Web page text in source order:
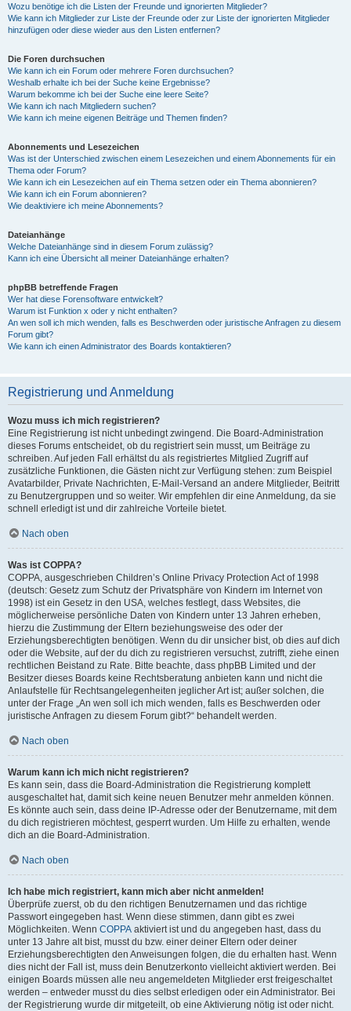
Wozu benötige ich die Listen der Freunde und ignorierten Mitglieder?
Wie kann ich Mitglieder zur Liste der Freunde oder zur Liste der ignorierten Mitglieder
hinzufügen oder diese wieder aus den Listen entfernen?
Die Foren durchsuchen
Wie kann ich ein Forum oder mehrere Foren durchsuchen?
Weshalb erhalte ich bei der Suche keine Ergebnisse?
Warum bekomme ich bei der Suche eine leere Seite?
Wie kann ich nach Mitgliedern suchen?
Wie kann ich meine eigenen Beiträge und Themen finden?
Abonnements und Lesezeichen
Was ist der Unterschied zwischen einem Lesezeichen und einem Abonnements für ein
Thema oder Forum?
Wie kann ich ein Lesezeichen auf ein Thema setzen oder ein Thema abonnieren?
Wie kann ich ein Forum abonnieren?
Wie deaktiviere ich meine Abonnements?
Dateianhänge
Welche Dateianhänge sind in diesem Forum zulässig?
Kann ich eine Übersicht all meiner Dateianhänge erhalten?
phpBB betreffende Fragen
Wer hat diese Forensoftware entwickelt?
Warum ist Funktion x oder y nicht enthalten?
An wen soll ich mich wenden, falls es Beschwerden oder juristische Anfragen zu diesem
Forum gibt?
Wie kann ich einen Administrator des Boards kontaktieren?
Registrierung und Anmeldung
Wozu muss ich mich registrieren?
Eine Registrierung ist nicht unbedingt zwingend. Die Board-Administration
dieses Forums entscheidet, ob du registriert sein musst, um Beiträge zu
schreiben. Auf jeden Fall erhältst du als registriertes Mitglied Zugriff auf
zusätzliche Funktionen, die Gästen nicht zur Verfügung stehen: zum Beispiel
Avatarbilder, Private Nachrichten, E-Mail-Versand an andere Mitglieder, Beitritt
zu Benutzergruppen und so weiter. Wir empfehlen dir eine Anmeldung, da sie
schnell erledigt ist und dir zahlreiche Vorteile bietet.
Nach oben
Was ist COPPA?
COPPA, ausgeschrieben Children’s Online Privacy Protection Act of 1998
(deutsch: Gesetz zum Schutz der Privatsphäre von Kindern im Internet von
1998) ist ein Gesetz in den USA, welches festlegt, dass Websites, die
möglicherweise persönliche Daten von Kindern unter 13 Jahren erheben,
hierzu die Zustimmung der Eltern beziehungsweise des oder der
Erziehungsberechtigten benötigen. Wenn du dir unsicher bist, ob dies auf dich
oder die Website, auf der du dich zu registrieren versuchst, zutrifft, ziehe einen
rechtlichen Beistand zu Rate. Bitte beachte, dass phpBB Limited und der
Besitzer dieses Boards keine Rechtsberatung anbieten kann und nicht die
Anlaufstelle für Rechtsangelegenheiten jeglicher Art ist; außer solchen, die
unter der Frage „An wen soll ich mich wenden, falls es Beschwerden oder
juristische Anfragen zu diesem Forum gibt?“ behandelt werden.
Nach oben
Warum kann ich mich nicht registrieren?
Es kann sein, dass die Board-Administration die Registrierung komplett
ausgeschaltet hat, damit sich keine neuen Benutzer mehr anmelden können.
Es könnte auch sein, dass deine IP-Adresse oder der Benutzername, mit dem
du dich registrieren möchtest, gesperrt wurden. Um Hilfe zu erhalten, wende
dich an die Board-Administration.
Nach oben
Ich habe mich registriert, kann mich aber nicht anmelden!
Überprüfe zuerst, ob du den richtigen Benutzernamen und das richtige
Passwort eingegeben hast. Wenn diese stimmen, dann gibt es zwei
Möglichkeiten. Wenn COPPA aktiviert ist und du angegeben hast, dass du
unter 13 Jahre alt bist, musst du bzw. einer deiner Eltern oder deiner
Erziehungsberechtigten den Anweisungen folgen, die du erhalten hast. Wenn
dies nicht der Fall ist, muss dein Benutzerkonto vielleicht aktiviert werden. Bei
einigen Boards müssen alle neu angemeldeten Mitglieder erst freigeschaltet
werden – entweder musst du dies selbst erledigen oder ein Administrator. Bei
der Registrierung wurde dir mitgeteilt, ob eine Aktivierung nötig ist oder nicht.